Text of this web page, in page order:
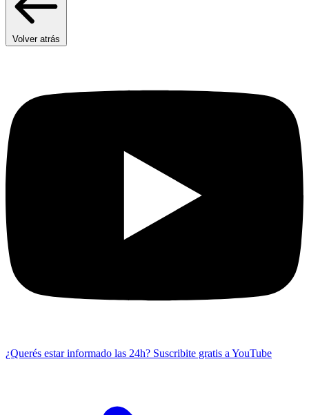
Volver atrás
¿Querés estar informado las 24h? Suscribite gratis a YouTube